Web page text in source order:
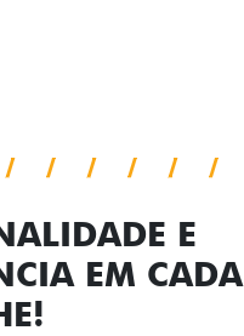
E
EM CADA